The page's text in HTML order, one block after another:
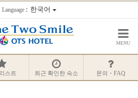
Language：한국어
MENU
스트 최근 확인한 숙소 문의・FAQ